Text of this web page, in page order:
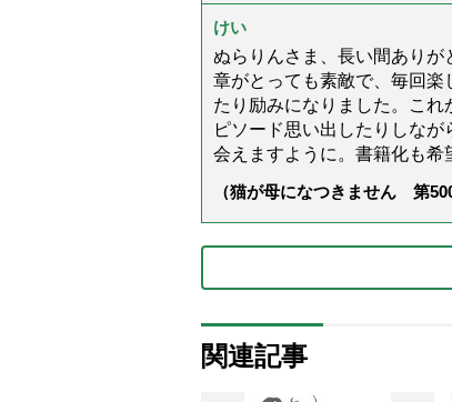
けい
ぬらりんさま、長い間あり
章がとっても素敵で、毎回
たり励みになりました。こ
ピソード思い出したりしな
会えますように。書籍化も希
（猫が母になつきません 第
関連記事